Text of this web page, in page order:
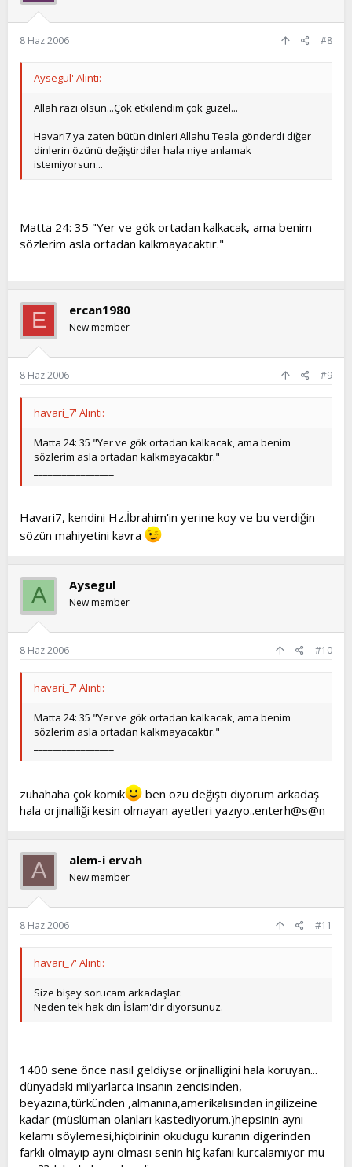
8 Haz 2006 #8
Aysegul' Alıntı:
Allah razı olsun...Çok etkilendim çok güzel...
Havari7 ya zaten bütün dinleri Allahu Teala gönderdi diğer
dinlerin özünü değiştirdiler hala niye anlamak
istemiyorsun...
Matta 24: 35 "Yer ve gök ortadan kalkacak, ama benim
sözlerim asla ortadan kalkmayacaktır."
E ercan1980
New member
8 Haz 2006 #9
havari_7' Alıntı:
Matta 24: 35 "Yer ve gök ortadan kalkacak, ama benim
sözlerim asla ortadan kalkmayacaktır."
Havari7, kendini Hz.İbrahim'in yerine koy ve bu verdiğin
sözün mahiyetini kavra
A Aysegul
New member
8 Haz 2006 #10
havari_7' Alıntı:
Matta 24: 35 "Yer ve gök ortadan kalkacak, ama benim
sözlerim asla ortadan kalkmayacaktır."
zuhahaha çok komik
ben özü değişti diyorum arkadaş
hala orjinalliği kesin olmayan ayetleri yazıyo..enterh@s@n
A alem-i ervah
New member
8 Haz 2006 #11
havari_7' Alıntı:
Size bişey sorucam arkadaşlar:
Neden tek hak din İslam'dır diyorsunuz.
1400 sene önce nasıl geldiyse orjinalligini hala koruyan...
dünyadaki milyarlarca insanın zencisinden,
beyazına,türkünden ,almanına,amerikalısından ingilizeine
kadar (müslüman olanları kastediyorum.)hepsinin aynı
kelamı söylemesi,hiçbirinin okudugu kuranın digerinden
farklı olmayıp aynı olması senin hiç kafanı kurcalamıyor mu